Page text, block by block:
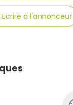
Ecrire à l'annonceur